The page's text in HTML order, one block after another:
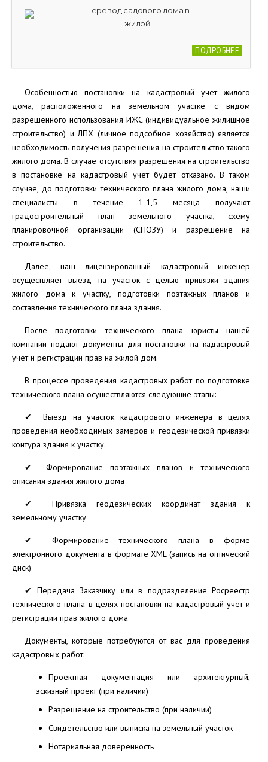
Перевод садового дома в
жилой
ПОДРОБНЕЕ
Особенностью постановки на кадастровый учет жилого
дома, расположенного на земельном участке с видом
разрешенного использования ИЖС (индивидуальное жилищное
строительство) и ЛПХ (личное подсобное хозяйство) является
необходимость получения разрешения на строительство такого
жилого дома. В случае отсутствия разрешения на строительство
в постановке на кадастровый учет будет отказано. В таком
случае, до подготовки технического плана жилого дома, наши
специалисты в течение 1-1,5 месяца получают
градостроительный план земельного участка, схему
планировочной организации (СПОЗУ) и разрешение на
строительство.
Далее, наш лицензированный кадастровый инженер
осуществляет выезд на участок с целью привязки здания
жилого дома к участку, подготовки поэтажных планов и
составления технического плана здания.
После подготовки технического плана юристы нашей
компании подают документы для постановки на кадастровый
учет и регистрации прав на жилой дом.
В процессе проведения кадастровых работ по подготовке
технического плана осуществляются следующие этапы:
✔ Выезд на участок кадастрового инженера в целях
проведения необходимых замеров и геодезической привязки
контура здания к участку.
✔ Формирование поэтажных планов и технического
описания здания жилого дома
✔ Привязка геодезических координат здания к
земельному участку
✔ Формирование технического плана в форме
электронного документа в формате XML (запись на оптический
диск)
✔ Передача Заказчику или в подразделение Росреестр
технического плана в целях постановки на кадастровый учет и
регистрации прав жилого дома
Документы, которые потребуются от вас для проведения
кадастровых работ:
Проектная документация или архитектурный,
эскизный проект (при наличии)
Разрешение на строительство (при наличии)
Свидетельство или выписка на земельный участок
Нотариальная доверенность